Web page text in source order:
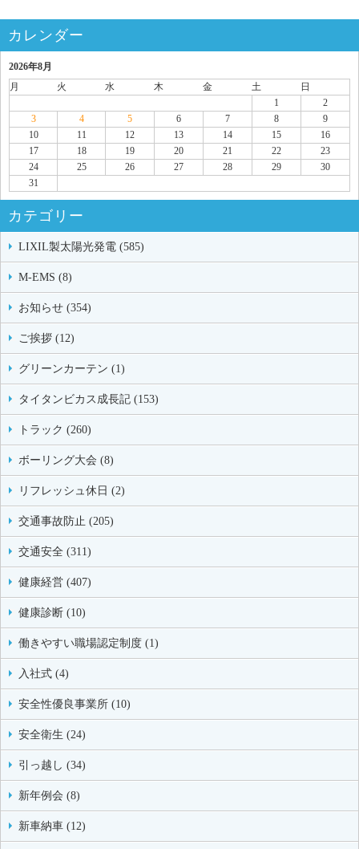
カレンダー
2026年8月
月
火 水 木 金 土
日
1
2
3
4 5 6 7 8
9
10
11 12 13 14 15
16
17
18 19 20 21 22
23
24
25 26 27 28 29
30
31
カテゴリー
LIXIL製太陽光発電 (585)
M-EMS (8)
お知らせ (354)
ご挨拶 (12)
グリーンカーテン (1)
タイタンビカス成長記 (153)
トラック (260)
ボーリング大会 (8)
リフレッシュ休日 (2)
交通事故防止 (205)
交通安全 (311)
健康経営 (407)
健康診断 (10)
働きやすい職場認定制度 (1)
入社式 (4)
安全性優良事業所 (10)
安全衛生 (24)
引っ越し (34)
新年例会 (8)
新車納車 (12)